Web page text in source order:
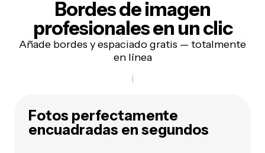
Bordes de imagen
profesionales en un clic
Añade bordes y espaciado gratis — totalmente
en línea
Fotos perfectamente
encuadradas en segundos